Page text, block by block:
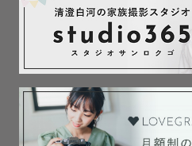
日々の『今』を大切に『未来
普段過ごしている日々、何気
未来の自分への宝物だと思っ